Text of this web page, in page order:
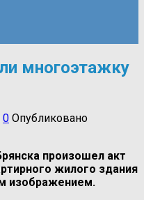
многоэтажку
0 Опубликовано
произошел акт
жилого здания
изображением.